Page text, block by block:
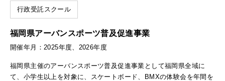
行政受託スクール
福岡県アーバンスポーツ普及促進事業
開催年月：2025年度、2026年度
福岡県主催のアーバンスポーツ普及促進事業として福岡県全域に
て、小学生以上を対象に、スケートボード、BMXの体験会を年間を